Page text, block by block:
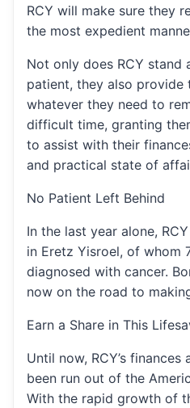
RCY will make sure they
the most expedient
Not only does RCY stand
patient, they also provide
whatever they need to
difficult time, granting
to assist with their
and practical state of
No Patient Left Behind
In the last year alone,
in Eretz Yisroel, of whom
diagnosed with cancer.
now on the road to
Earn a Share in This
Until now, RCY’s
been run out of the
With the rapid growth of